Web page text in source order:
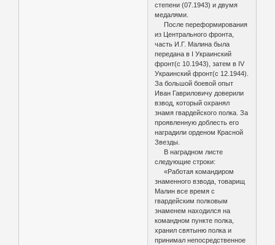
степени (07.1943) и двумя
медалями.
После переформирования
из Центрального фронта,
часть И.Г. Малина была
передана в I Украинский
фронт(с 10.1943), затем в IV
Украинский фронт(с 12.1944).
За большой боевой опыт
Иван Гавриловичу доверили
взвод, который охранял
знамя гвардейского полка. За
проявленную доблесть его
наградили орденом Красной
Звезды.
В наградном листе
следующие строки:
«Работая командиром
знаменного взвода, товарищ
Малин все время с
гвардейским полковым
знаменем находился на
командном пункте полка,
хранил святыню полка и
принимал непосредственное